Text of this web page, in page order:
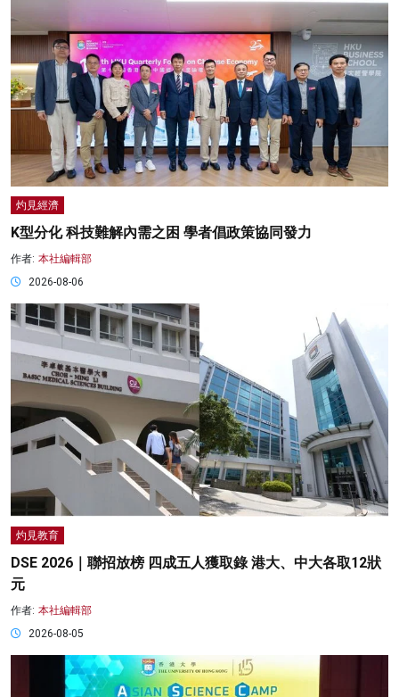
灼見經濟
K型分化 科技難解內需之困 學者倡政策協同發力
作者: 本社編輯部
2026-08-06
灼見教育
DSE 2026｜聯招放榜 四成五人獲取錄 港大、中大各取12狀
元
作者: 本社編輯部
2026-08-05